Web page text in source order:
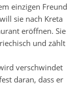
einzigen Freund
sie nach Kreta
eröffnen. Sie
und zählt
verschwindet
daran, dass er